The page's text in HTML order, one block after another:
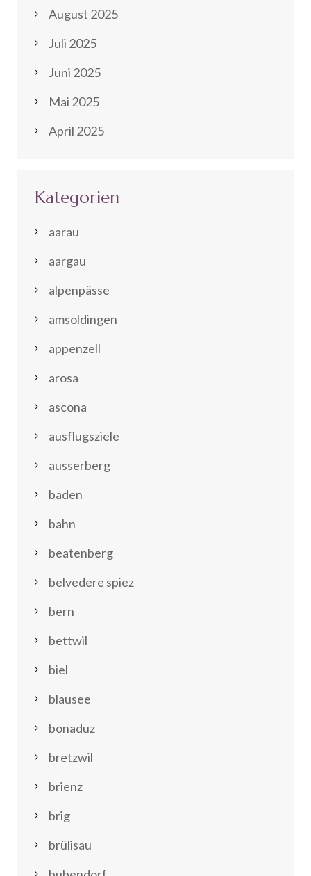
August 2025
Juli 2025
Juni 2025
Mai 2025
April 2025
Kategorien
aarau
aargau
alpenpässe
amsoldingen
appenzell
arosa
ascona
ausflugsziele
ausserberg
baden
bahn
beatenberg
belvedere spiez
bern
bettwil
biel
blausee
bonaduz
bretzwil
brienz
brig
brülisau